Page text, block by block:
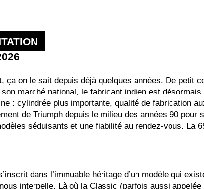
ça on le sait depuis déjà quelques années. De petit
marché national, le fabricant indien est
: cylindrée plus importante, qualité de fabrication
de Triumph depuis le milieu des années 90 pour
séduisants et une fiabilité au rendez-vous. La
dans l’immuable héritage d’un modèle qui
interpelle. Là où la Classic (parfois aussi